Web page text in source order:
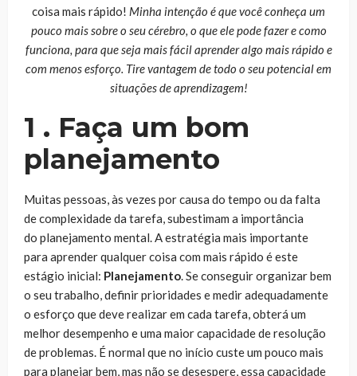
coisa mais rápido! Minha intenção é que você conheça um
pouco mais sobre o seu cérebro, o que ele pode fazer e como
funciona, para que seja mais fácil aprender algo mais rápido e
com menos esforço. Tire vantagem de todo o seu potencial em
situações de aprendizagem!
1 . Faça um bom
planejamento
Muitas pessoas, às vezes por causa do tempo ou da falta
de complexidade da tarefa, subestimam a importância
do planejamento mental. A estratégia mais importante
para aprender qualquer coisa com mais rápido é este
estágio inicial: Planejamento. Se conseguir organizar bem
o seu trabalho, definir prioridades e medir adequadamente
o esforço que deve realizar em cada tarefa, obterá um
melhor desempenho e uma maior capacidade de resolução
de problemas. É normal que no início custe um pouco mais
para planejar bem, mas não se desespere, essa capacidade